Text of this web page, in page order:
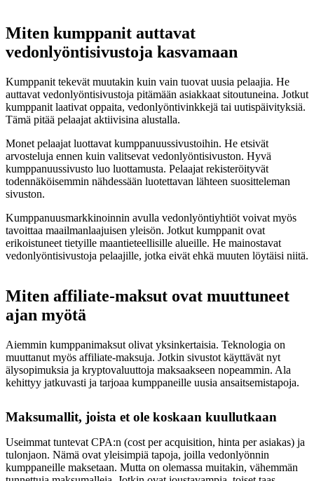
Miten kumppanit auttavat
vedonlyöntisivustoja kasvamaan
Kumppanit tekevät muutakin kuin vain tuovat uusia pelaajia. He
auttavat vedonlyöntisivustoja pitämään asiakkaat sitoutuneina. Jotkut
kumppanit laativat oppaita, vedonlyöntivinkkejä tai uutispäivityksiä.
Tämä pitää pelaajat aktiivisina alustalla.
Monet pelaajat luottavat kumppanuussivustoihin. He etsivät
arvosteluja ennen kuin valitsevat vedonlyöntisivuston. Hyvä
kumppanuussivusto luo luottamusta. Pelaajat rekisteröityvät
todennäköisemmin nähdessään luotettavan lähteen suositteleman
sivuston.
Kumppanuusmarkkinoinnin avulla vedonlyöntiyhtiöt voivat myös
tavoittaa maailmanlaajuisen yleisön. Jotkut kumppanit ovat
erikoistuneet tietyille maantieteellisille alueille. He mainostavat
vedonlyöntisivustoja pelaajille, jotka eivät ehkä muuten löytäisi niitä.
Miten affiliate-maksut ovat muuttuneet
ajan myötä
Aiemmin kumppanimaksut olivat yksinkertaisia. Teknologia on
muuttanut myös affiliate-maksuja. Jotkin sivustot käyttävät nyt
älysopimuksia ja kryptovaluuttoja maksaakseen nopeammin. Ala
kehittyy jatkuvasti ja tarjoaa kumppaneille uusia ansaitsemistapoja.
Maksumallit, joista et ole koskaan kuullutkaan
Useimmat tuntevat CPA:n (cost per acquisition, hinta per asiakas) ja
tulonjaon. Nämä ovat yleisimpiä tapoja, joilla vedonlyönnin
kumppaneille maksetaan. Mutta on olemassa muitakin, vähemmän